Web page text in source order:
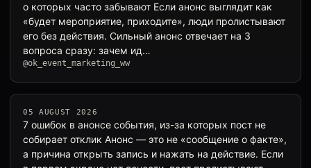
о которых часто забывают Если анонс выглядит как
«будет мероприятие, приходите», люди пролистывают
его без действия. Сильный анонс отвечает на 3
вопроса сразу: зачем ид…
@ok_event_marketing_ww
05 AUGUST 2026
7 ошибок в анонсе события, из-за которых пост не
собирает отклик Анонс — это не «сообщение о факте»,
а причина открыть запись и нажать на действие. Если